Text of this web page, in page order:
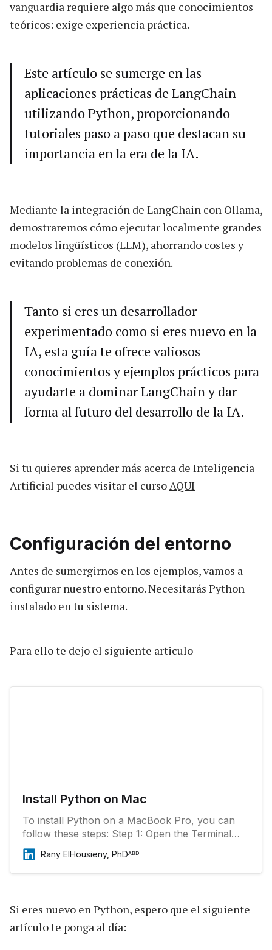
vanguardia requiere algo más que conocimientos
teóricos: exige experiencia práctica.
Este artículo se sumerge en las
aplicaciones prácticas de LangChain
utilizando Python, proporcionando
tutoriales paso a paso que destacan su
importancia en la era de la IA.
Mediante la integración de LangChain con Ollama,
demostraremos cómo ejecutar localmente grandes
modelos lingüísticos (LLM), ahorrando costes y
evitando problemas de conexión.
Tanto si eres un desarrollador
experimentado como si eres nuevo en la
IA, esta guía te ofrece valiosos
conocimientos y ejemplos prácticos para
ayudarte a dominar LangChain y dar
forma al futuro del desarrollo de la IA.
Si tu quieres aprender más acerca de Inteligencia
Artificial puedes visitar el cursoAQUI
Configuración del entorno
Antes de sumergirnos en los ejemplos, vamos a
configurar nuestro entorno. Necesitarás Python
instalado en tu sistema.
Para ello te dejo el siguiente articulo
Install Python on Mac
To install Python on a MacBook Pro, you can
follow these steps: Step 1: Open the Terminal
application from the Applications/Utilities folder.
Step 2: Install Homebrew by running the
following command and pressing Enter: Step 4:
Rany ElHousieny, PhDᴬᴮᴰ
Si eres nuevo en Python, espero que el siguiente
artículote ponga al día: